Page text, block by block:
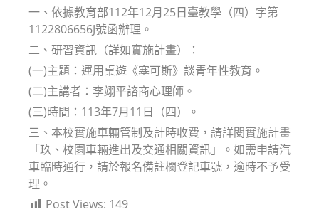
一、依據教育部112年12月25日臺教學（四）字第
1122806656J號函辦理。
二、研習資訊（詳如實施計畫）：
(一)主題：運用桌遊《塞可斯》談青年性教育。
(二)主講者：李翊平諮商心理師。
(三)時間：113年7月11日（四）。
三、本校實施車輛管制及計時收費，請詳閱實施計畫
「玖、校園車輛進出及交通相關資訊」。如需申請汽
車臨時通行，請於報名備註欄登記車號，逾時不予受
理。
Post Views: 149